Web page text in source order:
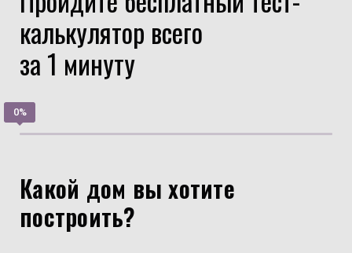
калькулятор всего
за 1 минуту
Какой дом вы хотите
построить?